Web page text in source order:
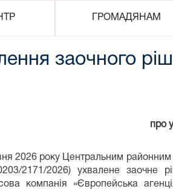
ГРОМАДЯНАМ
заочного
про
2026 року Центральним
2171/2026) ухвалене заочне
компанія «Європейська